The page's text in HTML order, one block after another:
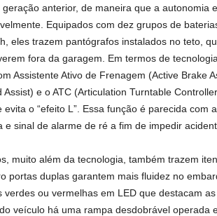
anterior, de maneira que a autonomia
Equipados com dez grupos de
eles trazem pantógrafos instalados no teto,
fora da garagem. Em termos de
Assistente Ativo de Frenagem (Active Brake
e o ATC (Articulation Turntable
o “efeito L”. Essa função é parecida com a
sinal de alarme de ré a fim de impedir
muito além da tecnologia, também trazem
portas duplas garantem mais fluidez no
ou vermelhas em LED que destacam
veículo há uma rampa desdobrável operada